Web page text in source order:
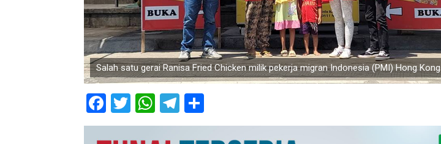
Salah satu gerai Ranisa Fried Chicken milik pekerja migran Indonesia (PMI) Hong Kong
Facebook
Twitter
WhatsApp
Telegram